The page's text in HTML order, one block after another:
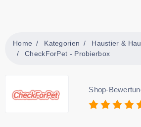
Home Kategorien
Haustier &
CheckForPet - Probierbox
Shop-